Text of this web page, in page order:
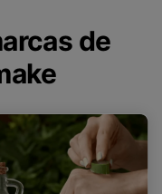
de